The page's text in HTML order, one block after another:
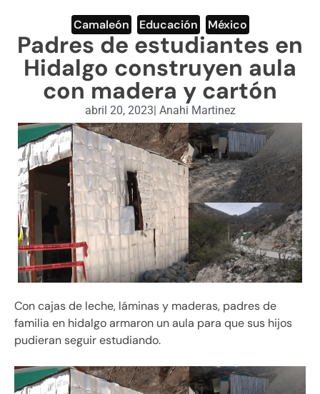
ENGLISH SECTION
VIDEOS
Camaleón Educación México
Padres de estudiantes en
Hidalgo construyen aula
con madera y cartón
abril 20, 2023| Anahi Martinez
Con cajas de leche, láminas y maderas, padres de
familia en hidalgo armaron un aula para que sus hijos
pudieran seguir estudiando.